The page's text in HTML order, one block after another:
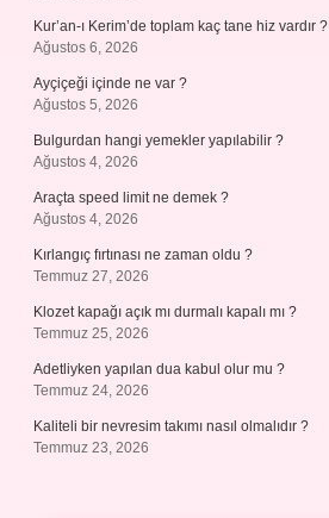
Kur’an-ı Kerim’de toplam kaç tane hiz vardır ?
Ağustos 6, 2026
Ayçiçeği içinde ne var ?
Ağustos 5, 2026
Bulgurdan hangi yemekler yapılabilir ?
Ağustos 4, 2026
Araçta speed limit ne demek ?
Ağustos 4, 2026
Kırlangıç fırtınası ne zaman oldu ?
Temmuz 27, 2026
Klozet kapağı açık mı durmalı kapalı mı ?
Temmuz 25, 2026
Adetliyken yapılan dua kabul olur mu ?
Temmuz 24, 2026
Kaliteli bir nevresim takımı nasıl olmalıdır ?
Temmuz 23, 2026